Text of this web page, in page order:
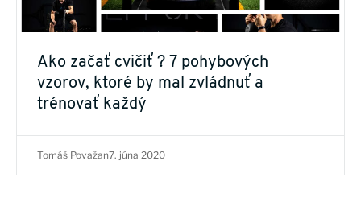
Ako začať cvičiť ? 7 pohybových
vzorov, ktoré by mal zvládnuť a
trénovať každý
Tomáš Považan7. júna 2020